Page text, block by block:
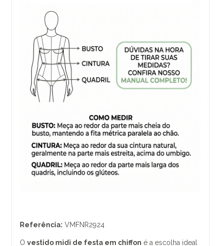
Referência: VMFNR2924
O vestido midi de festa em chiffon é a escolha ideal